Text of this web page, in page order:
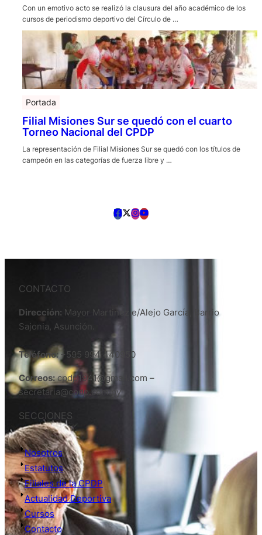
Con un emotivo acto se realizó la clausura del año académico de los
cursos de periodismo deportivo del Círculo de …
Portada
Filial Misiones Sur se quedó con el cuarto
Torneo Nacional del CPDP
La representación de Filial Misiones Sur se quedó con los títulos de
campeón en las categorías de fuerza libre y …
CONTACTO
Dirección: Mayor Martinez e/Alejo García, Barrio
Sajonia, Asunción.
Teléfono:+595 994 440950
Correos:cpdp1941@gmail.com –
secretaria@cpdp.com.py
SECCIONES
Nosotros
Estatutos
Filiales de la CPDP
Actualidad Deportiva
Cursos
Contacto